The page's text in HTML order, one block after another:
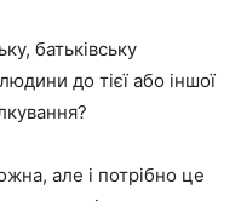
батьківську
до тієї або іншої
але і потрібно це